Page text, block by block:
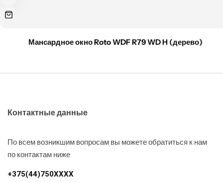
Мансардное окно Roto WDF R79 WD H (дерево)
Контактные данные
По всем возникшим вопросам вы можете обратиться к нам
по контактам ниже
+375(44)750XXXX